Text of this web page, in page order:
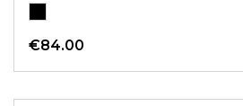
€84.00